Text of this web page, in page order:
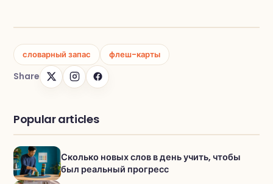
словарный запас флеш-карты
Share
Popular articles
Сколько новых слов в день учить, чтобы
был реальный прогресс